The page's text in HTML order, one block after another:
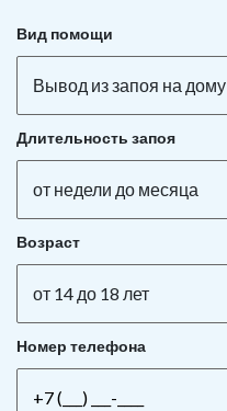
Вид помощи
Вывод из запоя на дому
Длительность запоя
от недели до месяца
Возраст
от 14 до 18 лет
Номер телефона